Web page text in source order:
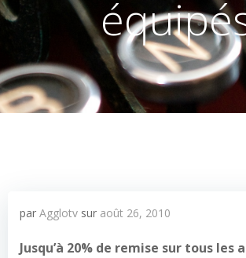
par Agglotv sur août 26, 2010
Jusqu’à 20% de remise sur tous les